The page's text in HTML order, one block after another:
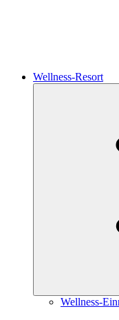
Wellness-Resort
Wellness-